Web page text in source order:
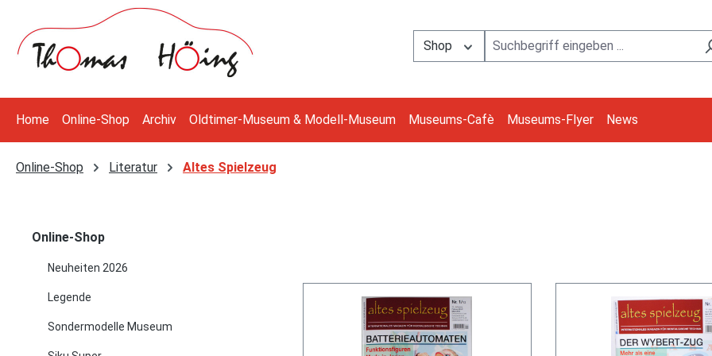
Hauptinhalt springen
Zur Suche springen
Zur Hauptnavigation springen
Shop
Home Online-Shop Archiv Oldtimer-Museum & Modell-Museum Museums-Cafè Museums-Flyer News
Online-Shop Literatur Altes Spielzeug
Online-Shop
Neuheiten 2026
Legende
Sondermodelle Museum